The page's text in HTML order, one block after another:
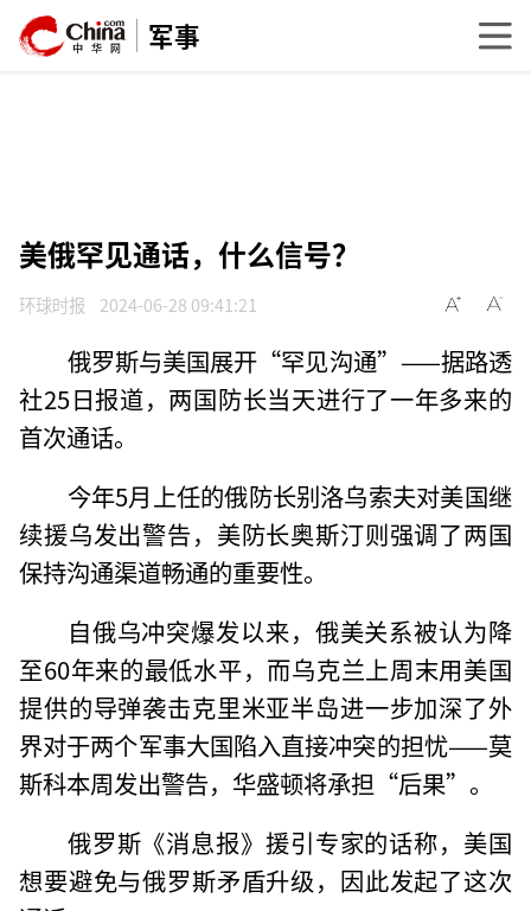
军事
美俄罕见通话，什么信号？
环球时报 2024-06-28 09:41:21
俄罗斯与美国展开“罕见沟通”——据路透
社25日报道，两国防长当天进行了一年多来的
首次通话。
今年5月上任的俄防长别洛乌索夫对美国继
续援乌发出警告，美防长奥斯汀则强调了两国
保持沟通渠道畅通的重要性。
自俄乌冲突爆发以来，俄美关系被认为降
至60年来的最低水平，而乌克兰上周末用美国
提供的导弹袭击克里米亚半岛进一步加深了外
界对于两个军事大国陷入直接冲突的担忧——莫
斯科本周发出警告，华盛顿将承担“后果”。
俄罗斯《消息报》援引专家的话称，美国
想要避免与俄罗斯矛盾升级，因此发起了这次